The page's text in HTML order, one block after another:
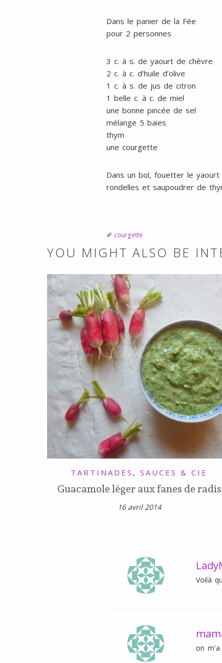
Dans le panier de la Fée
pour 2 personnes
3 c. à s. de yaourt de chèvre
2 c. à c. d’huile d’olive
1 c. à s. de jus de citron
1 belle c. à c. de miel
une bonne pincée de sel
mélange 5 baies
thym
une courgette
Dans un bol, fouetter le yaourt
rondelles et saupoudrer de
courgette
YOU MIGHT ALSO BE
TARTINADES, SAUCES & CIE
Guacamole léger aux fanes de radis
16 avril 2014
Voilà
on m'a